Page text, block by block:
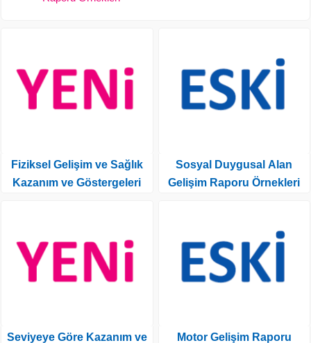
Fiziksel Gelişim ve Sağlık
Kazanım ve Göstergeleri
Seviyeye Göre Kazanım ve
Sosyal Duygusal Alan
Gelişim Raporu Örnekleri
Motor Gelişim Raporu